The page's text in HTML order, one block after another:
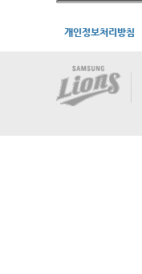
개인정보처리방침